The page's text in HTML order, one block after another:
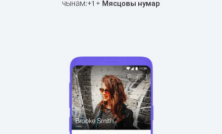
чынам:+1 + Мясцовы нумар